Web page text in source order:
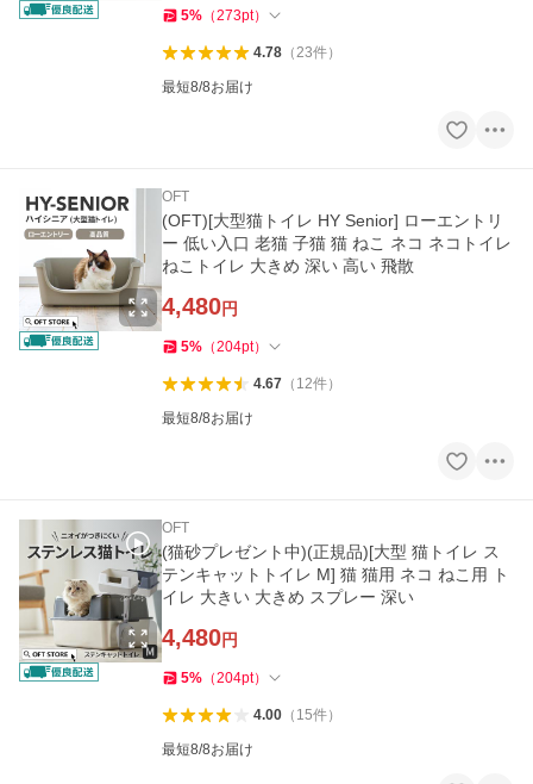
5% （273pt）
4.78（23件）
最短8/8お届け
OFT
(OFT)[大型猫トイレ HY Senior] ローエントリ
ー 低い入口 老猫 子猫 猫 ねこ ネコ ネコトイレ
ねこトイレ 大きめ 深い 高い 飛散
4,480円
5% （204pt）
4.67（ 12件）
最短8/8お届け
OFT
(猫砂プレゼント中)(正規品)[大型 猫トイレ ス
テンキャットトイレ M] 猫 猫用 ネコ ねこ用 ト
イレ 大きい 大きめ スプレー 深い
4,480円
5% （204pt）
4.00（ 15件）
最短8/8お届け